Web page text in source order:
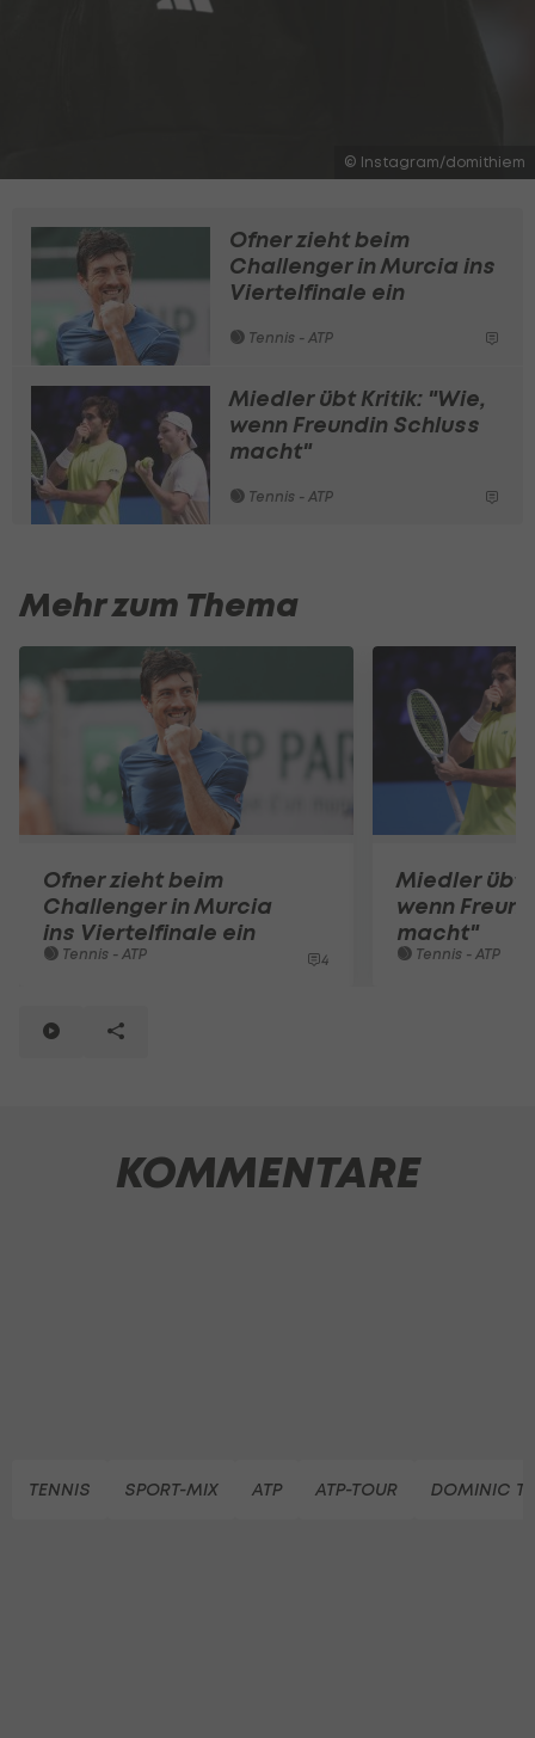
© Instagram/domithiem
Ofner zieht beim
Challenger in Murcia ins
Viertelfinale ein
Tennis - ATP
Miedler übt Kritik: "Wie,
wenn Freundin Schluss
macht"
Tennis - ATP
Mehr zum Thema
Ofner zieht beim
Challenger in Murcia
ins Viertelfinale ein
Tennis - ATP 4
Miedler übt
wenn
macht"
Tennis - ATP
KOMMENTARE
TENNIS SPORT-MIX ATP ATP-TOUR DOMINIC